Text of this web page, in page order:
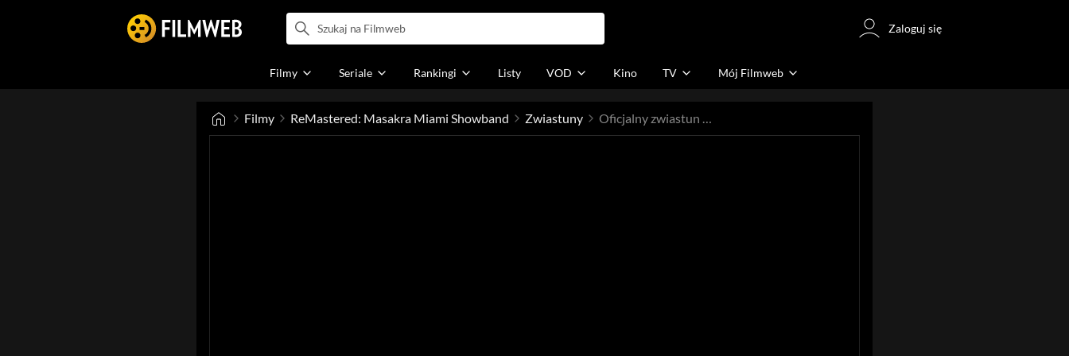
Zaloguj się
Filmy Seriale Rankingi Listy Mój Filmweb
VOD Kino TV
Filmy ReMastered: Masakra Miami Showband Zwiastuny Oficjalny zwiastun / trailer nr 1